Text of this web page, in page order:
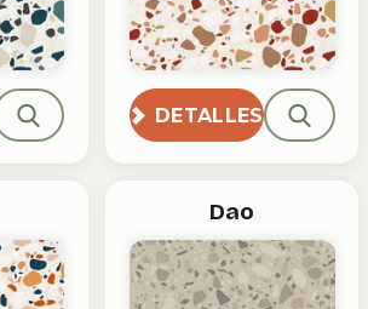
DETALLES
Dao